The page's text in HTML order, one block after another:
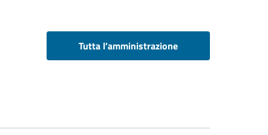
Tutta l’amministrazione